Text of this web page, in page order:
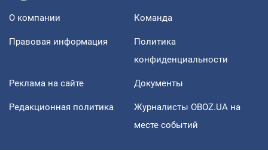
О компании Команда
Правовая информация
Политика
конфиденциальности
Реклама на сайте Документы
Редакционная политика
Журналисты OBOZ.UA на
месте событий